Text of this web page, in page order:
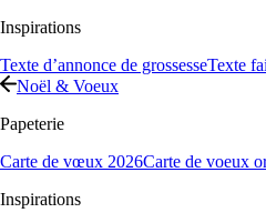
Inspirations
Texte d’annonce de grossesseTexte
Noël & Voeux
Papeterie
Carte de vœux 2026Carte de voeux
Inspirations